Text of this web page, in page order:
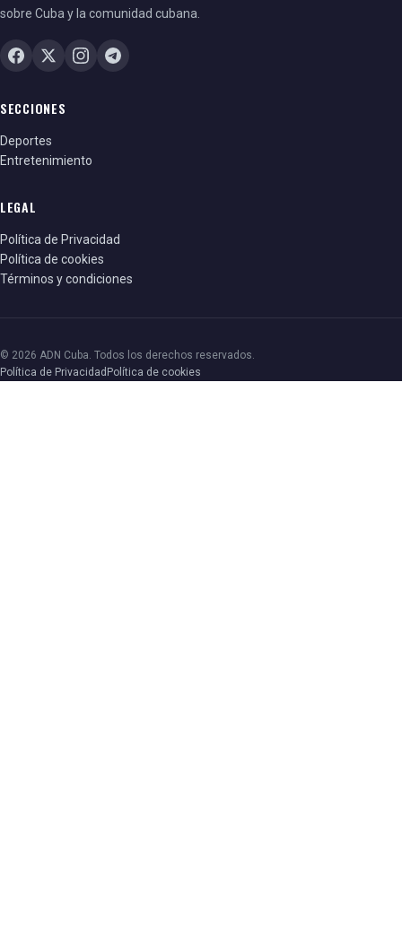
sobre Cuba y la comunidad cubana.
SECCIONES
Deportes
Entretenimiento
LEGAL
Política de Privacidad
Política de cookies
Términos y condiciones
© 2026 ADN Cuba. Todos los derechos reservados.
Política de Privacidad Política de cookies